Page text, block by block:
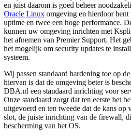
en juist daarom is goed beheer
Oracle Linux omgeving en hierdoor bent
uptime en twee een hoge performance.
kunnen uw omgeving inrichten met
het afnemen van Premier Support. Het
het mogelijk om security updates te
systeem.
Wij passen standaard hardening toe op
hiervan is dat de omgeving beter is
DBA.nl een standaard inrichting voor
Onze standaard zorgt dat ten eerste het
uitgevoerd en ten tweede dat de kans op
slot, de juiste inrichting van de firewall,
bescherming van het OS.